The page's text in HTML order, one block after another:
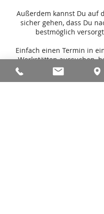
Außerdem kannst Du auf
sicher gehen, dass Du
bestmöglich
Einfach einen Termin in
Werkstätten aussuchen,